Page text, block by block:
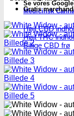
Medicinsk
Højt CBD
Højt THC
Billige CBD frø
Se vores
Gratis